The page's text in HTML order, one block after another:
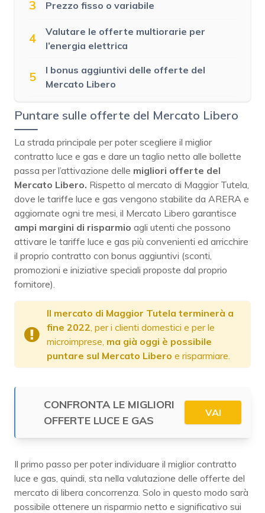
3 Prezzo fisso o variabile
4
Valutare le offerte multiorarie per
l’energia elettrica
5
I bonus aggiuntivi delle offerte del
Mercato Libero
Puntare sulle offerte del Mercato Libero
La strada principale per poter scegliere il miglior
contratto luce e gas e dare un taglio netto alle bollette
passa per l’attivazione delle migliori offerte del
Mercato Libero. Rispetto al mercato di Maggior Tutela,
dove le tariffe luce e gas vengono stabilite da ARERA e
aggiornate ogni tre mesi, il Mercato Libero garantisce
ampi margini di risparmio agli utenti che possono
attivare le tariffe luce e gas più convenienti ed arricchire
il proprio contratto con bonus aggiuntivi (sconti,
promozioni e iniziative speciali proposte dal proprio
fornitore).
Il mercato di Maggior Tutela terminerà a
fine 2022 , per i clienti domestici e per le
microimprese, ma già oggi è possibile
puntare sul Mercato Libero e risparmiare.
CONFRONTA LE MIGLIORI
OFFERTE LUCE E GAS
VAI
Il primo passo per poter individuare il miglior contratto
luce e gas, quindi, sta nella valutazione delle offerte del
mercato di libera concorrenza. Solo in questo modo sarà
possibile ottenere un risparmio netto e significativo sui